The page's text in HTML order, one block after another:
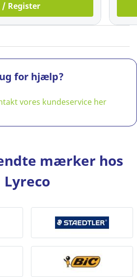
/ Register
for hjælp?
vores kundeservice her
mærker hos
Lyreco